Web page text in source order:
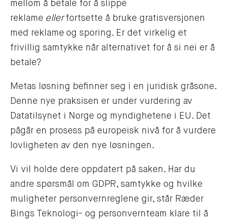
mellom å betale for å slippe
reklame ellerfortsette å bruke gratisversjonen
med reklame og sporing. Er det virkelig et
frivillig samtykke når alternativet for å si nei er å
betale?
Metas løsning befinner seg i en juridisk gråsone.
Denne nye praksisen er under vurdering av
Datatilsynet i Norge og myndighetene i EU. Det
pågår en prosess på europeisk nivå for å vurdere
lovligheten av den nye løsningen.
Vi vil holde dere oppdatert på saken. Har du
andre spørsmål om GDPR, samtykke og hvilke
muligheter personvernreglene gir, står Ræder
Bings Teknologi- og personvernteam klare til å